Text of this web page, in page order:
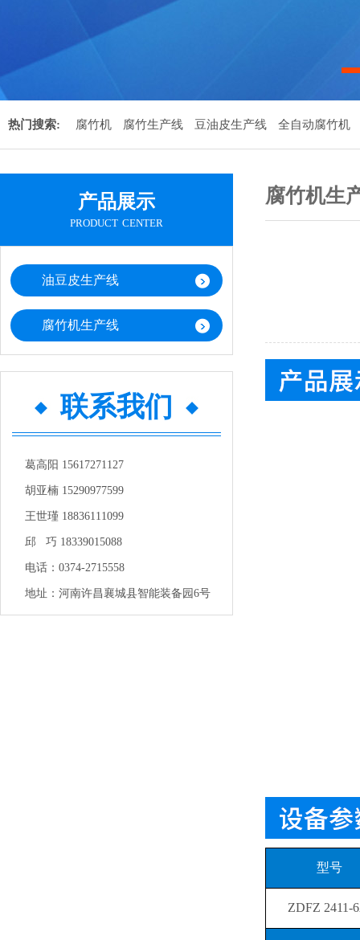
热门搜索: 腐竹机 腐竹生产线 豆油皮生产线 全自动腐竹机
产品展示
product center
油豆皮生产线
腐竹机生产线
联系我们
葛高阳 15617271127
胡亚楠 15290977599
王世瑾 18836111099
邱 巧 18339015088
电话：0374-2715558
地址：河南许昌襄城县智能装备园6号
腐竹机生
型号
ZDFZ 2411-